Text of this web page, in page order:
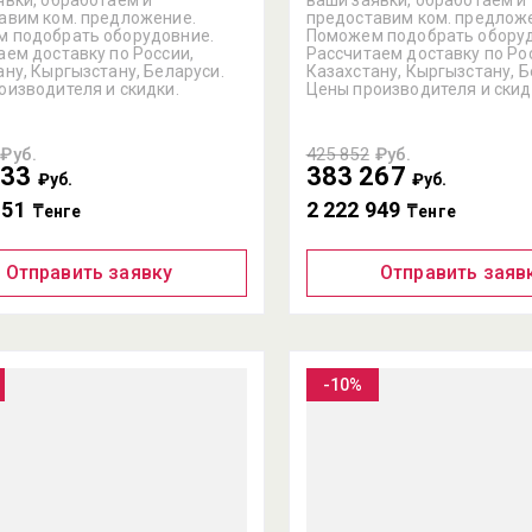
ком. предложение.
подобрать оборудовние.
доставку по России,
Кыргызстану, Беларуси.
и скидки.
₽уб.
₽уб.
₸енге
Отправить заявку
предоставим ком.
Поможем подобрать
Рассчитаем доставку по
Казахстану, Кыргызстану,
Цены производителя и
425 852 ₽уб.
383 267 ₽уб.
2 222 949 ₸енге
Отправить
-10%